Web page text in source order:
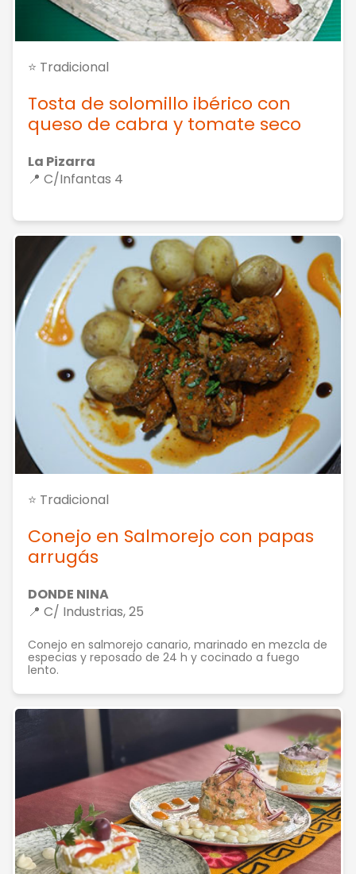
⭐ Tradicional
Tosta de solomillo ibérico con
queso de cabra y tomate seco
La Pizarra
📍 C/Infantas 4
⭐ Tradicional
Conejo en Salmorejo con papas
arrugás
DONDE NINA
📍 C/ Industrias, 25
Conejo en salmorejo canario, marinado en mezcla de
especias y reposado de 24 h y cocinado a fuego
lento.